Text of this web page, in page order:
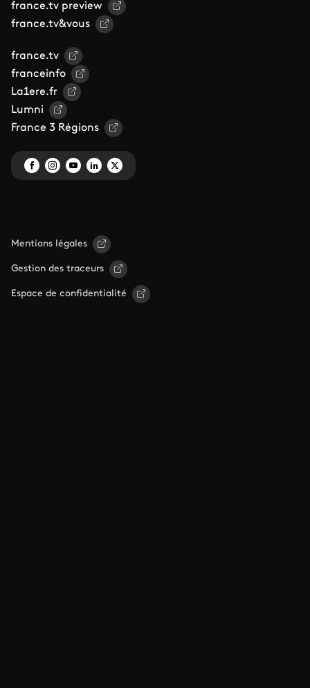
france.tv preview
france.tv&vous
france.tv
franceinfo
La1ere.fr
Lumni
France 3 Régions
Mentions légales
Gestion des traceurs
Espace de confidentialité